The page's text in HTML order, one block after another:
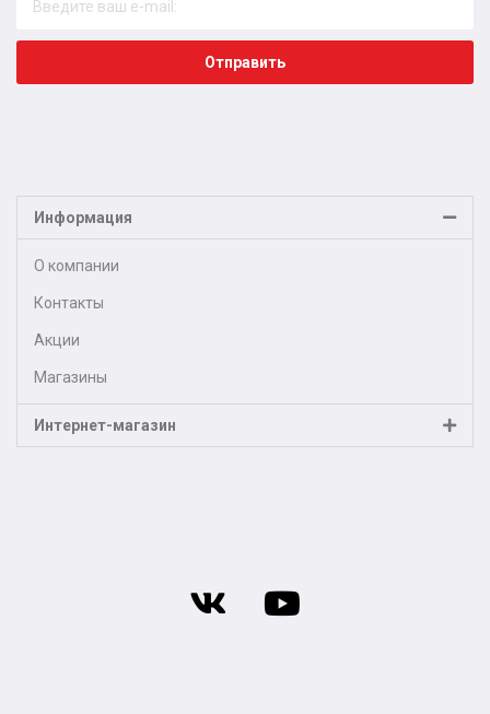
Отправить
Информация
О компании
Контакты
Акции
Магазины
Интернет-магазин